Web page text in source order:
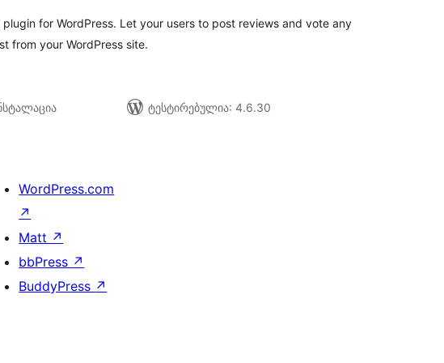
for WordPress. Let your users to post reviews and vote any
from your WordPress site.
ტესტირებულია: 4.6.30
WordPress.com
↗
Matt ↗
bbPress ↗
BuddyPress ↗